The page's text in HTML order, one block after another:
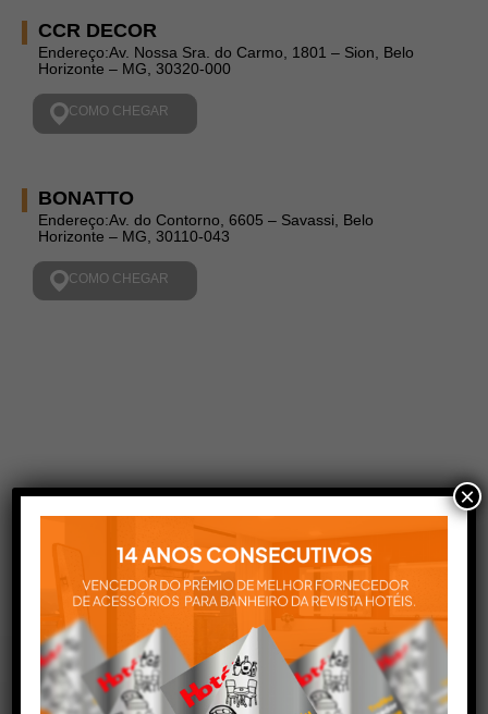
CCR DECOR
Endereço:Av. Nossa Sra. do Carmo, 1801 – Sion, Belo
Horizonte – MG, 30320-000
COMO CHEGAR
BONATTO
Endereço:Av. do Contorno, 6605 – Savassi, Belo
Horizonte – MG, 30110-043
COMO CHEGAR
VOCÊ PODE
SEMPRE
CONTAR COM O
SUPORTE
METALWORKS
Aqui você encontra tudo para
×